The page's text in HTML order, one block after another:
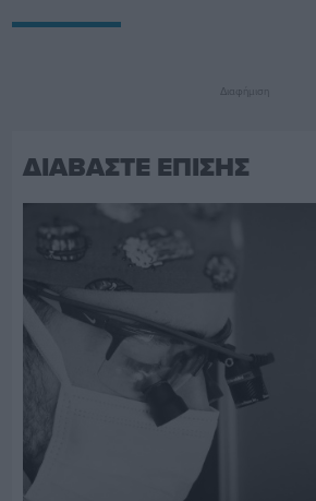
Διαφήμιση
ΔΙΑΒΑΣΤΕ ΕΠΙΣΗΣ